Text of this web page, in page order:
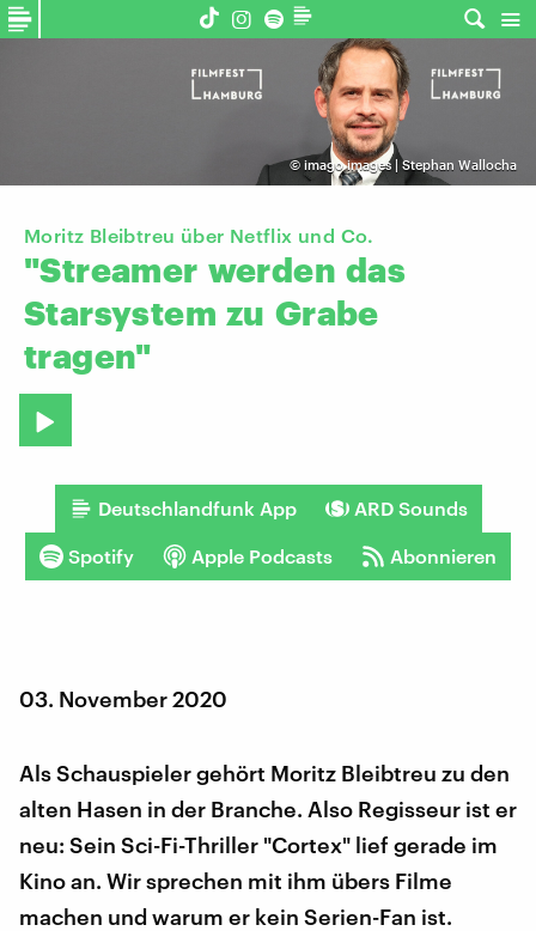
© imago images | Stephan Wallocha
Moritz Bleibtreu über Netflix und Co.
"Streamer werden das
Starsystem zu Grabe
tragen"
Deutschlandfunk App ARD Sounds
Spotify Apple Podcasts Abonnieren
03. November 2020
Als Schauspieler gehört Moritz Bleibtreu zu den
alten Hasen in der Branche. Also Regisseur ist er
neu: Sein Sci-Fi-Thriller "Cortex" lief gerade im
Kino an. Wir sprechen mit ihm übers Filme
machen und warum er kein Serien-Fan ist.